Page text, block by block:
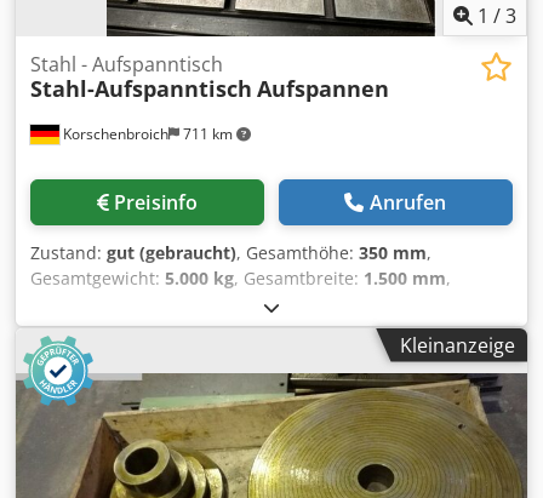
1 /3
Korschenbroich 711 km
Stahl - Aufspanntisch
Stahl-Aufspanntisch Aufspannen
Preisinfo Anrufen
Zustand: gut (gebraucht), Gesamthöhe: 350 mm,
Gesamtgewicht: 5.000 kg, Gesamtbreite: 1.500 mm,
, Gesamtlänge:
Aufspanntisch 4200 x 1500 x 350 mm Djdpfx
Anouzaafodjck Gewicht ca.5000 kg
Kleinanzeige